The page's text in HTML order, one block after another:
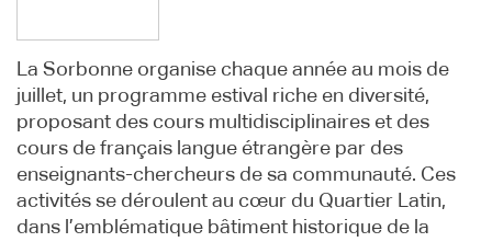
La Sorbonne organise chaque année au mois de
juillet, un programme estival riche en diversité,
proposant des cours multidisciplinaires et des
cours de français langue étrangère par des
enseignants-chercheurs de sa communauté. Ces
activités se déroulent au cœur du Quartier Latin,
dans l’emblématique bâtiment historique de la